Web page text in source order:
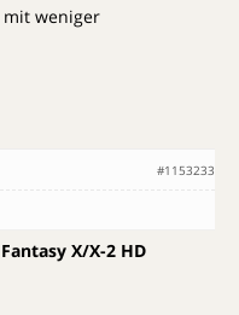
mit weniger
#1153233
X/X-2 HD